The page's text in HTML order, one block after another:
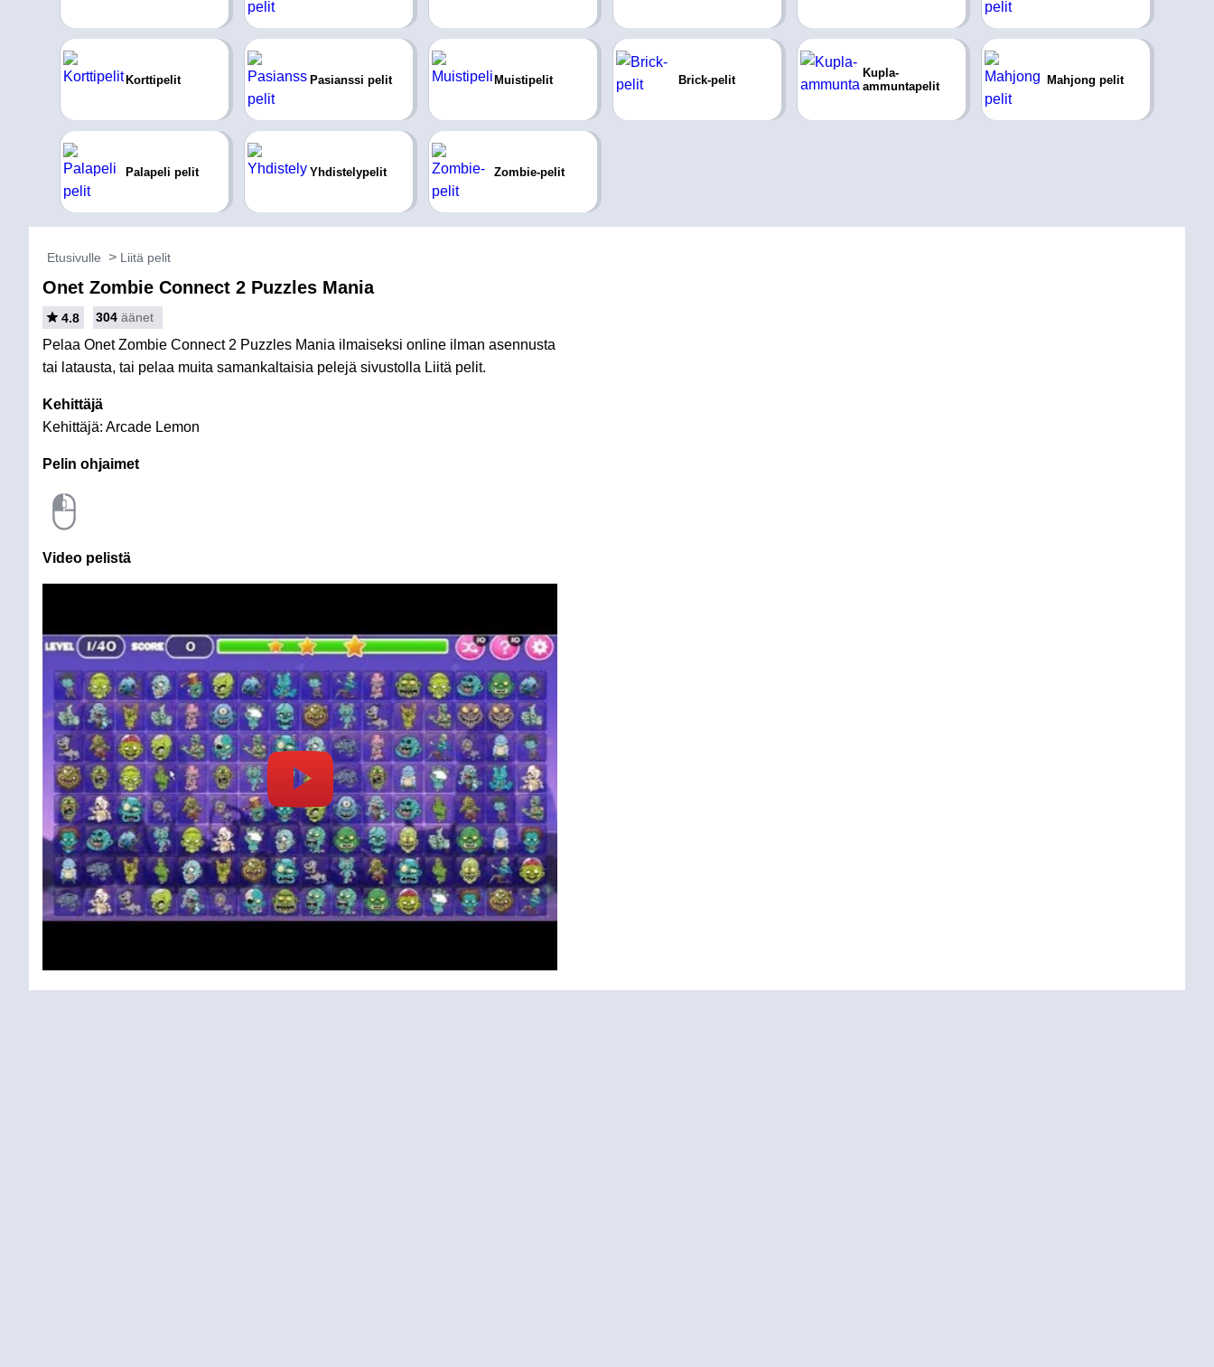
Korttipelit Pasianssi pelit Muistipelit Brick-pelit
Kupla-
ammuntapelit
Mahjong pelit
Palapeli pelit Yhdistelypelit Zombie-pelit
Etusivulle Liitä pelit
Onet Zombie Connect 2 Puzzles Mania
4.8 304 äänet
Pelaa Onet Zombie Connect 2 Puzzles Mania ilmaiseksi online ilman asennusta
tai latausta, tai pelaa muita samankaltaisia pelejä sivustolla Liitä pelit.
Kehittäjä
Kehittäjä: Arcade Lemon
Pelin ohjaimet
Video pelistä